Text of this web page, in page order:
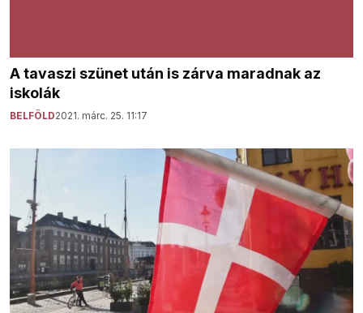
A tavaszi szünet után is zárva maradnak az
iskolák
BELFÖLD2021. márc. 25. 11:17